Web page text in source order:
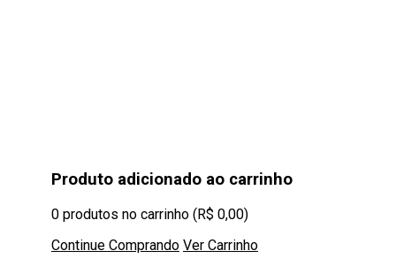
Produto adicionado ao carrinho
0 produtos no carrinho (R$ 0,00)
Continue Comprando Ver Carrinho